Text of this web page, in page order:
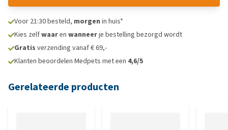
Voor 21:30 besteld, morgen in huis*
Kies zelfwaaren wanneerje bestelling bezorgd wordt
Gratis verzending vanaf € 69,-
Klanten beoordelen Medpets met een 4,6/5
Gerelateerde producten